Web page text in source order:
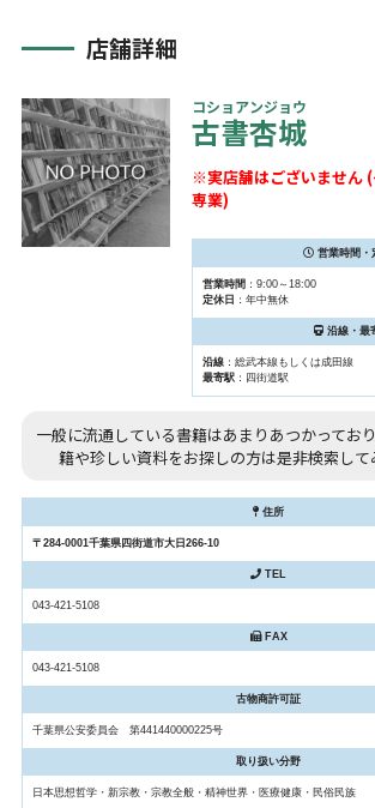
店舗詳細
コショアンジョウ
古書杏城
※実店舗はございません
専業)
営業時間・
営業時間 ：9:00～18:00
定休日 ：年中無休
沿線・最
沿線：総武本線もしくは成田線
最寄駅：四街道駅
一般に流通している書籍はあまりあつかってお
籍や珍しい資料をお探しの方は是非検索して
住所
〒284-0001千葉県四街道市大日266-10
TEL
043-421-5108
FAX
043-421-5108
古物商許可証
千葉県公安委員会 第441440000225号
取り扱い分野
日本思想哲学・新宗教・宗教全般・精神世界・医療健康・民俗民族